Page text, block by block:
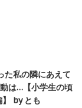
た私の隣にあえて
は…【小学生の頃
by とも